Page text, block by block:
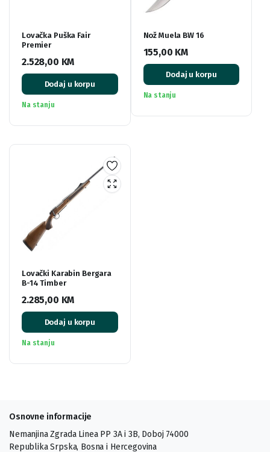
Lovačka Puška Fair
Premier
2.528,00 KM
Dodaj u korpu
Na stanju
Nož Muela BW 16
155,00 KM
Dodaj u korpu
Na stanju
Lovački Karabin Bergara
B-14 Timber
2.285,00 KM
Dodaj u korpu
Na stanju
Osnovne informacije
Nemanjina Zgrada Linea PP 3A i 3B, Doboj 74000
Republika Srpska, Bosna i Hercegovina